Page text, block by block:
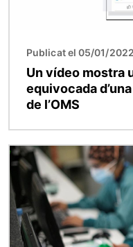
Publicat el 05/01/
Un vídeo mostra
equivocada
de l’OMS
Imatge